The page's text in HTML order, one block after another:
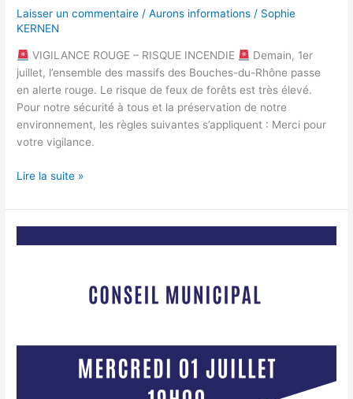
Laisser un commentaire /Aurons informations / Sophie
KERNEN
VIGILANCE ROUGE – RISQUE INCENDIE
Demain, 1er
juillet, l’ensemble des massifs des Bouches-du-Rhône passe
en alerte rouge. Le risque de feux de forêts est très élevé.
Pour notre sécurité à tous et la préservation de notre
environnement, les règles suivantes s’appliquent : Merci pour
votre vigilance.
Lire la suite »